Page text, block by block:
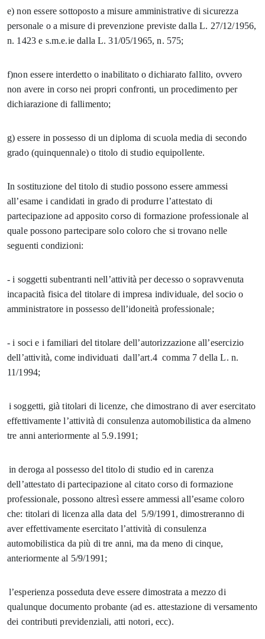
e) non essere sottoposto a misure amministrative di sicurezza
personale o a misure di prevenzione previste dalla L. 27/12/1956,
n. 1423 e s.m.e.ie dalla L. 31/05/1965, n. 575;
f)non essere interdetto o inabilitato o dichiarato fallito, ovvero
non avere in corso nei propri confronti, un procedimento per
dichiarazione di fallimento;
g) essere in possesso di un diploma di scuola media di secondo
grado (quinquennale) o titolo di studio equipollente.
In sostituzione del titolo di studio possono essere ammessi
all’esame i candidati in grado di produrre l’attestato di
partecipazione ad apposito corso di formazione professionale al
quale possono partecipare solo coloro che si trovano nelle
seguenti condizioni:
- i soggetti subentranti nell’attività per decesso o sopravvenuta
incapacità fisica del titolare di impresa individuale, del socio o
amministratore in possesso dell’idoneità professionale;
- i soci e i familiari del titolare dell’autorizzazione all’esercizio
dell’attività, come individuati dall’art.4 comma 7 della L. n.
11/1994;
i soggetti, già titolari di licenze, che dimostrano di aver esercitato
effettivamente l’attività di consulenza automobilistica da almeno
tre anni anteriormente al 5.9.1991;
in deroga al possesso del titolo di studio ed in carenza
dell’attestato di partecipazione al citato corso di formazione
professionale, possono altresì essere ammessi all’esame coloro
che: titolari di licenza alla data del 5/9/1991, dimostreranno di
aver effettivamente esercitato l’attività di consulenza
automobilistica da più di tre anni, ma da meno di cinque,
anteriormente al 5/9/1991;
l’esperienza posseduta deve essere dimostrata a mezzo di
qualunque documento probante (ad es. attestazione di versamento
dei contributi previdenziali, atti notori, ecc).